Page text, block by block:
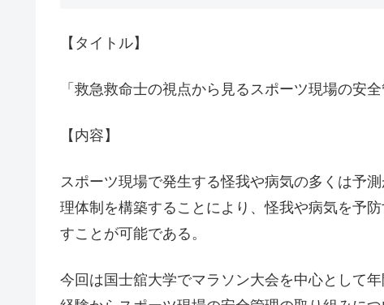
【タイトル】
「救急救命士の視点から見るスポーツ現場の安全
【内容】
スポーツ現場で発生する怪我や病気の多くは予
理体制を構築することにより、怪我や病気を予
すことが可能である。
今回は国士舘大学でマラソン大会を中心として